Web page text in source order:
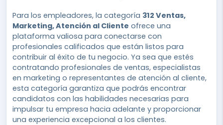
Para los empleadores, la categoría 312 Ventas,
Marketing, Atención al Cliente ofrece una
plataforma valiosa para conectarse con
profesionales calificados que están listos para
contribuir al éxito de tu negocio. Ya sea que estés
contratando profesionales de ventas, especialistas
en marketing o representantes de atención al cliente,
esta categoría garantiza que podrás encontrar
candidatos con las habilidades necesarias para
impulsar tu empresa hacia adelante y proporcionar
una experiencia excepcional a los clientes.